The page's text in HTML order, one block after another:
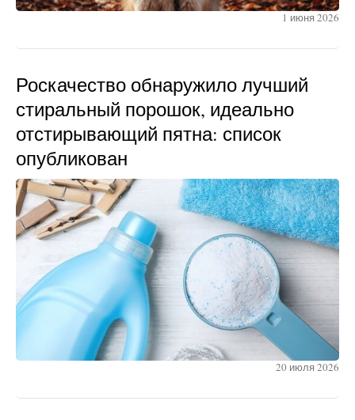
1 июня 2026
Роскачество обнаружило лучший
стиральный порошок, идеально
отстирывающий пятна: список
опубликован
20 июля 2026